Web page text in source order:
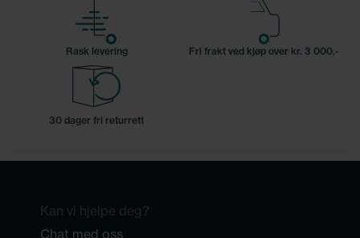
Rask levering Fri frakt ved kjøp over kr. 3 000,-
30 dager fri returrett
Kan vi hjelpe deg?
Chat med oss